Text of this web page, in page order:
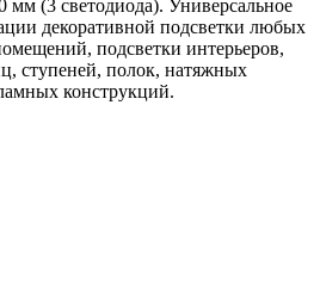
(3 светодиода). Универсальное
декоративной подсветки любых
подсветки интерьеров,
ступеней, полок, натяжных
конструкций.